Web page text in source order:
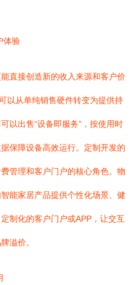
体验
直接创造新的收入来源和客户价
以从单纯销售硬件转变为提供持
以出售“设备即服务”，按使用时
保障设备高效运行。定制开发的
管理和客户门户的核心角色。物
能家居产品提供个性化场景、健
制化的客户门户或APP，让交互
溢价。